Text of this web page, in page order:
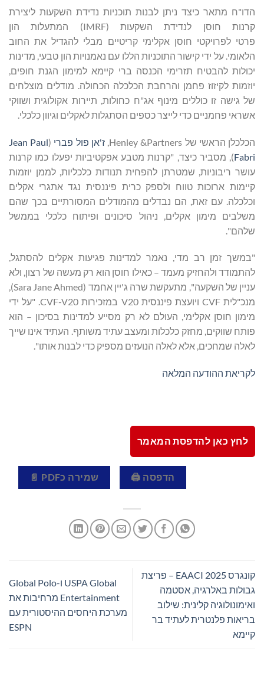
הדו"ח מתאר כיצד ניתן לבנות תוכניות נדידת השקעות ליצירת
קרנות חוסן לנדידת השקעות (IMRF) המתעלות הון
פרטי לפרויקטי חוסן אקלימי קריטיים מבלי להגדיל את החוב
הלאומי. על ידי קישור התוכניות הללו עם נאמנויות הון טבעי, מדינות
יכולות להבטיח תזרימי הכנסה ברי קיימא למימון הגנת חופים,
יוזמות לקיזוז פחמן והרחבת הכלכלה הכחולה. מודלים מוצלחים
של גישה זו כוללים מינוף אג"ח כחולות, תיירות אקולוגית ושווקי
אשראי פחמניים כדי לייצר כספים הסתגלות לאקלים וגיוון כלכלי.
הכלכלן הראשי של Henley &Partners, ז'אן פול פברי (
Jean Paul
Fabri), מסביר כיצד, "קרנות מטבע אפקטיביות יפעלו כמו קרנות
עושר ריבוניות, שמטרתן להפחית תנודות כלכליות, לממן יוזמות
קיימות ארוכות טווח ולספק כרית פיננסית נגד אתגרי אקלים
וכלכלה. עם זאת, הם נבדלים מהמודלים המסורתיים בכך שהם
משלבים מימון אקלים, ניהול סיכונים ופיתוח כלכלי בממשל
שלהם".
"במשך זמן רב מדי, נאמר למדינות פגיעות אקלים להסתגל,
להתמודד ולהחזיק מעמד – כאילו חוסן הוא רק מעשה של רצון, ולא
עניין של השקעה", מתעקשת שרה ג'יין אחמד (Sara Jane Ahmed),
מנכ"לית CVF ויועצת פיננסית V20 במזכירות CVF-V20. "על ידי
מימון חוסן אקלימי, העולם לא רק מסייע למדינות בסיכון – הוא
פותח שווקים, מחזק כלכלות ומעצב עתיד משותף. העתיד אינו שייך
לאלה שמחכים, אלא לאלה הנועזים מספיק כדי לבנות אותו".
לקריאת ההודעה המלאה
לחץ כאן להדפסת המאמר
הדפסה 🖨 שמירה כPDF 📄
קונגרס EAACI 2025 – פריצת
גבולות באלרגיה, אסטמה
ואימונולוגיה קלינית: שילוב
בריאות פלנטרית לעתיד בר
קיימא
USPA Global ו-Global Polo
Entertainment מרחיבות את
מערכת היחסים ההיסטורית עם
ESPN